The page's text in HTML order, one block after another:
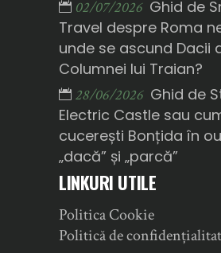
02/07/2026 Ghid de
Travel despre Roma
unde se ascund Dacii
Columnei lui Traian?
28/06/2026 Ghid de
Electric Castle sau
cucerești Bonțida în
„dacă” și „parcă”
LINKURI UTILE
Politica Cookie
Politică de